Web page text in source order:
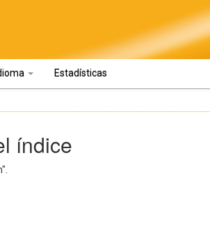
Estadísticas
índice